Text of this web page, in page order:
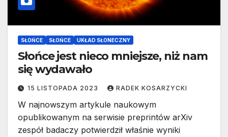
SŁOŃCE SŁOŃCE UKŁAD SŁONECZNY
Słońce jest nieco mniejsze, niż nam
się wydawało
15 LISTOPADA 2023 RADEK KOSARZYCKI
W najnowszym artykule naukowym
opublikowanym na serwisie preprintów arXiv
zespół badaczy potwierdził właśnie wyniki